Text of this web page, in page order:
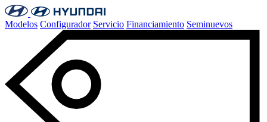
Modelos Configurador Servicio Financiamiento Seminuevos